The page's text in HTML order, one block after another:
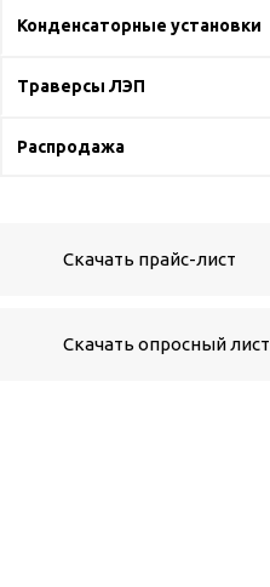
Конденсаторные установки
Траверсы ЛЭП
Распродажа
Скачать прайс-лист
Скачать опросный лист